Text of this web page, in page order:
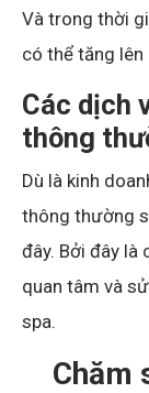
Và trong thời
có thể tăng lên
Các dịch
thông
Dù là kinh
thông thường
đây. Bởi đây là
quan tâm và
spa.
Chăm